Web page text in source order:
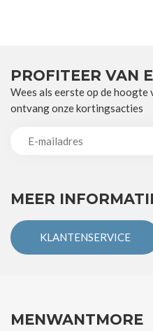
MEER
KLANTENSERVICE
PROFITEER VAN
Wees als eerste op de hoogte
ontvang onze kortingsacties
MENWANTMORE